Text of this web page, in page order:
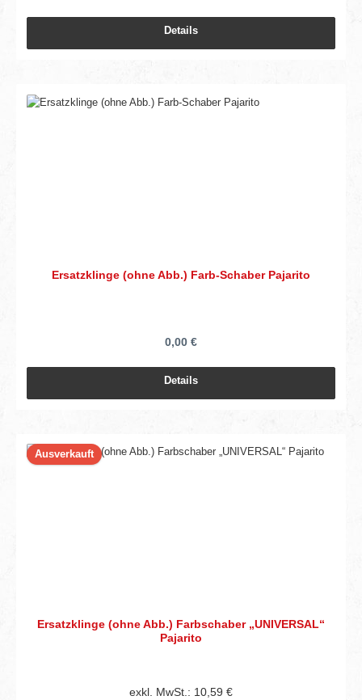
Details
Ersatzklinge (ohne Abb.) Farb-Schaber Pajarito
0,00 €
Details
Ausverkauft
Ersatzklinge (ohne Abb.) Farbschaber „UNIVERSAL“
Pajarito
exkl. MwSt.: 10,59 €